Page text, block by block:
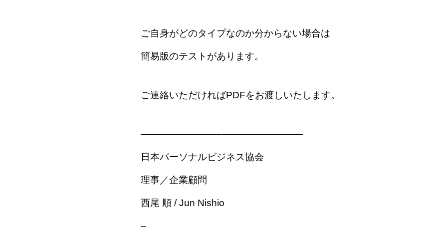
ご自身がどのタイプなのか分からない場合は
簡易版のテストがあります。
ご連絡いただければPDFをお渡しいたします。
————————–————————–
日本パーソナルビジネス協会
理事／企業顧問
西尾 順 / Jun Nishio
–